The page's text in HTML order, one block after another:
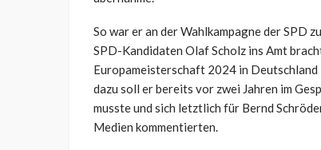
So war er an der Wahlkampagne der SPD
SPD-Kandidaten Olaf Scholz ins Amt
Europameisterschaft 2024 in
dazu soll er bereits vor zwei Jahren im
musste und sich letztlich für Bernd
Medien kommentierten.